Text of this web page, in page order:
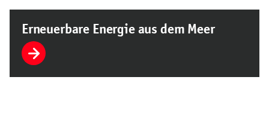
Erneuerbare Energie aus dem Meer